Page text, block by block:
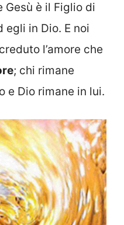
Gesù è il Figlio di
egli in Dio. E noi
l’amore che
; chi rimane
e Dio rimane in lui.